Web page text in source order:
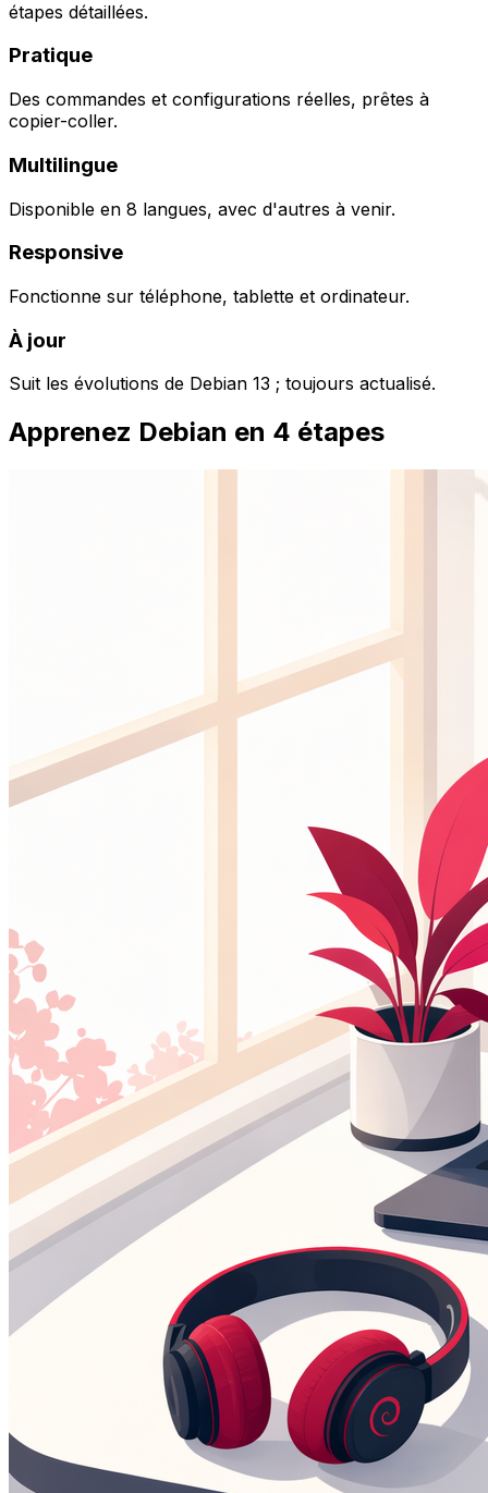
étapes détaillées.
Pratique
Des commandes et configurations réelles, prêtes à
copier-coller.
Multilingue
Disponible en 8 langues, avec d'autres à venir.
Responsive
Fonctionne sur téléphone, tablette et ordinateur.
À jour
Suit les évolutions de Debian 13 ; toujours actualisé.
Apprenez Debian en 4 étapes